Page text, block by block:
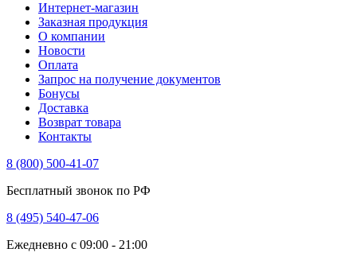
Интернет-магазин
Заказная продукция
О компании
Новости
Оплата
Запрос на получение документов
Бонусы
Доставка
Возврат товара
Контакты
8 (800) 500-41-07
Бесплатный звонок по РФ
8 (495) 540-47-06
Ежедневно с 09:00 - 21:00